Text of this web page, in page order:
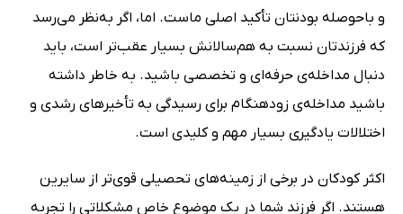
و باحوصله‌ بودنتان تأکید اصلی ماست. اما، اگر به‌نظر می‌رسد
که فرزندتان نسبت به هم‌سالانش بسیار عقب‌تر است، باید
دنبال مداخله‌ی حرفه‌ای و تخصصی باشید. به‌ خاطر داشته
باشید مداخله‌ی زودهنگام برای رسیدگی به تأخیرهای رشدی و
اختلالات یادگیری بسیار مهم و کلیدی است.
اکثر کودکان در برخی از زمینه‌های تحصیلی قوی‌تر از سایرین
هستند. اگر فرزند شما در یک موضوع خاص مشکلاتی را تجربه